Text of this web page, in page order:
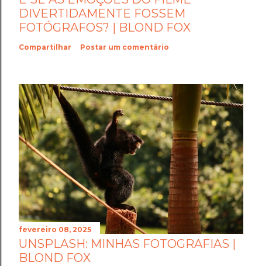
DIVERTIDAMENTE FOSSEM
FOTÓGRAFOS? | BLOND FOX
Compartilhar Postar um comentário
fevereiro 08, 2025
UNSPLASH: MINHAS FOTOGRAFIAS |
BLOND FOX